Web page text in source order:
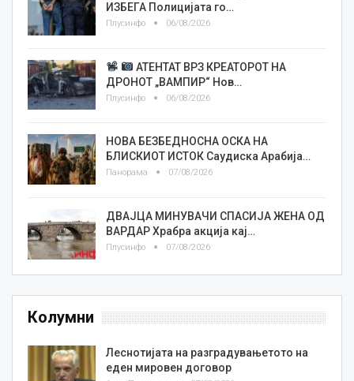
ИЗБЕГА Полицијата го…
Плусинфо 06/08/2026
АТЕНТАТ ВРЗ КРЕАТОРОТ НА
ДРОНОТ „ВАМПИР“ Нов…
Плусинфо 06/08/2026
НОВА БЕЗБЕДНОСНА ОСКА НА
БЛИСКИОТ ИСТОК Саудиска Арабија…
Панорама 07/08/2026
ДВАЈЦА МИНУВАЧИ СПАСИЈА ЖЕНА ОД
ВАРДАР Храбра акција кај…
Плусинфо 07/08/2026
Колумни
Леснотијата на разградувањетото на
еден мировен договор